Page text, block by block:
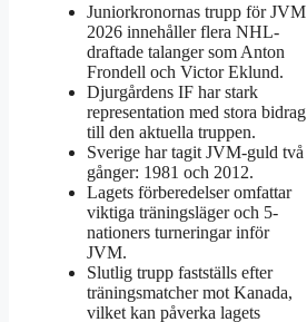
Juniorkronornas trupp för JVM
2026 innehåller flera NHL-
draftade talanger som Anton
Frondell och Victor Eklund.
Djurgårdens IF har stark
representation med stora bidrag
till den aktuella truppen.
Sverige har tagit JVM-guld två
gånger: 1981 och 2012.
Lagets förberedelser omfattar
viktiga träningsläger och 5-
nationers turneringar inför
JVM.
Slutlig trupp fastställs efter
träningsmatcher mot Kanada,
vilket kan påverka lagets